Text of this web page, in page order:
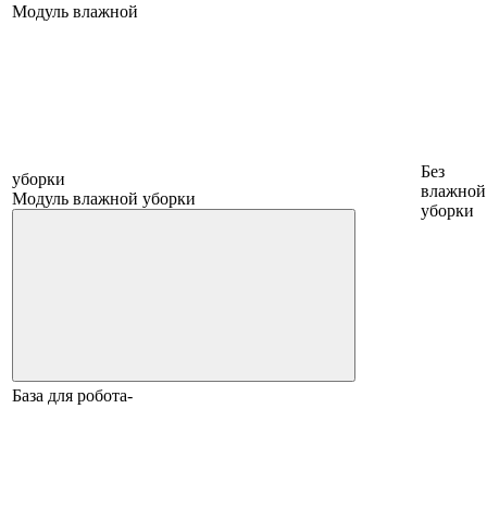
Модуль влажной
уборки
Модуль влажной уборки
Без
влажной
уборки
База для робота-